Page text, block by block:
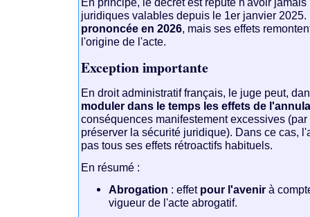
juridiques valables depuis le 1er janvier
prononcée en 2026 , mais ses effets
l'origine de l'acte.
Exception importante
En droit administratif français, le juge peut,
moduler dans le temps les effets de
conséquences manifestement excessives
préserver la sécurité juridique). Dans ce cas,
pas tous ses effets rétroactifs habituels.
En résumé :
Abrogation : effet pour l'avenir à
vigueur de l'acte abrogatif.